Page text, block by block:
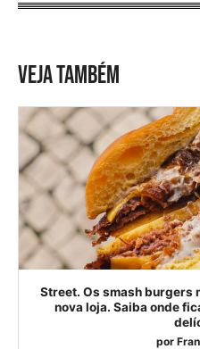
VEJA TAMBÉM
Street. Os smash burgers
nova loja. Saiba onde
por